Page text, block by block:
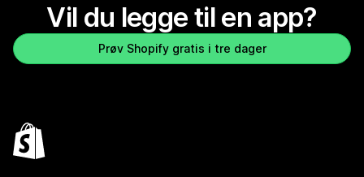
Vil du legge til en app?
Prøv Shopify gratis i tre dager